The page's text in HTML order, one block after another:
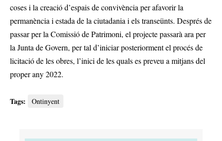
coses i la creació d’espais de convivència per afavorir la
permanència i estada de la ciutadania i els transeünts. Després de
passar per la Comissió de Patrimoni, el projecte passarà ara per
la Junta de Govern, per tal d’iniciar posteriorment el procés de
licitació de les obres, l’inici de les quals es preveu a mitjans del
proper any 2022.
Tags: Ontinyent